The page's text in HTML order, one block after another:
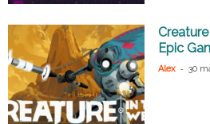
Epic
Alex - 30